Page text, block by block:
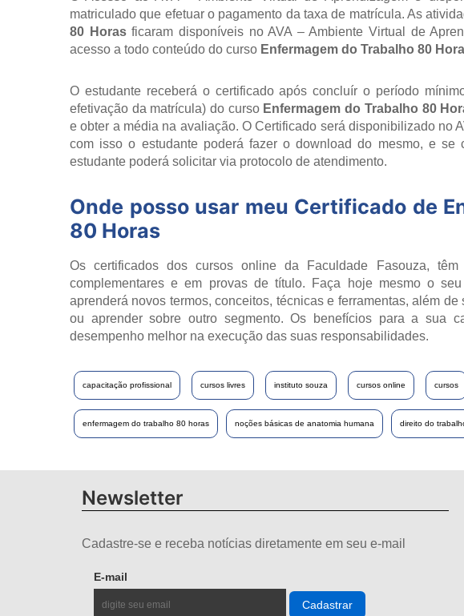
matriculado que efetuar o pagamento da taxa de matrícula. As
80 Horasficaram disponíveis no AVA – Ambiente Virtual de
acesso a todo conteúdo do curso Enfermagem do Trabalho 80
O estudante receberá o certificado após concluír o período
efetivação da matrícula) do curso Enfermagem do Trabalho 80
e obter a média na avaliação. O Certificado será disponibilizado no
com isso o estudante poderá fazer o download do mesmo, e se
estudante poderá solicitar via protocolo de atendimento.
Onde posso usar meu Certificado de
80 Horas
Os certificados dos cursos online da Faculdade Fasouza,
complementares e em provas de título. Faça hoje mesmo o
aprenderá novos termos, conceitos, técnicas e ferramentas, além
ou aprender sobre outro segmento. Os benefícios para a sua
desempenho melhor na execução das suas responsabilidades.
capacitação profissional cursos livres instituto souza cursos online cursos
enfermagem do trabalho 80 horas noções básicas de anatomia humana direito do
Newsletter
Cadastre-se e receba notícias diretamente em seu e-mail
E-mail